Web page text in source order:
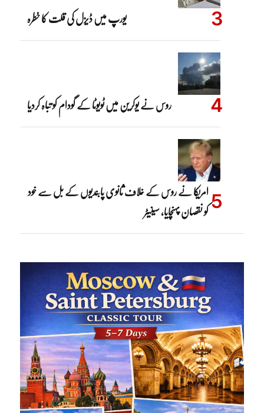
یورپ میں ڈیزل کی قلت کا خطرہ
روس نے یوکرین میں ٹویوٹا کے گودام کو تباہ کردیا
امریکا نے روس کے خلاف ثانوی پابندیوں کے بل سے خود
کو نقصان پہنچایا، سینیٹر